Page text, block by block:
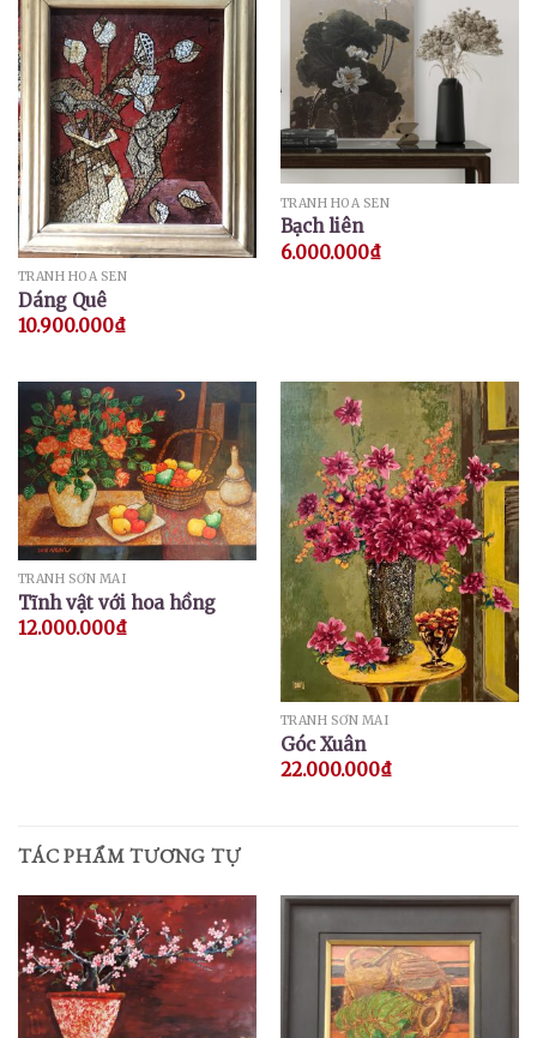
TRANH HOA SEN
Dáng Quê
10.900.000₫
TRANH HOA SEN
Bạch liên
6.000.000₫
TRANH SƠN MÀI
Tĩnh vật với hoa hồng
12.000.000₫
TRANH SƠN MÀI
Góc Xuân
22.000.000₫
TÁC PHẨM TƯƠNG TỰ